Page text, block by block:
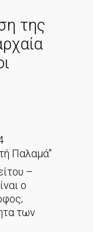
της
Παλαμά"
–
ο
των